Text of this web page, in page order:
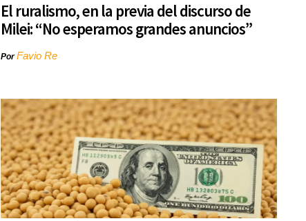
El ruralismo, en la previa del discurso de
Milei: “No esperamos grandes anuncios”
PorFavio Re